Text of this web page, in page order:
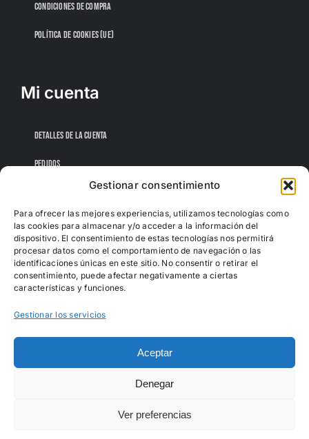
Gestionar consentimiento
Para ofrecer las mejores experiencias, utilizamos tecnologías como
las cookies para almacenar y/o acceder a la información del
dispositivo. El consentimiento de estas tecnologías nos permitirá
procesar datos como el comportamiento de navegación o las
identificaciones únicas en este sitio. No consentir o retirar el
consentimiento, puede afectar negativamente a ciertas
características y funciones.
Gestionar los servicios
Aceptar
Denegar
Ver preferencias
CONDICIONES DE COMPRA
POLÍTICA DE COOKIES (UE)
Mi cuenta
DETALLES DE LA CUENTA
PEDIDOS
CONTRASEÑA PERDIDA